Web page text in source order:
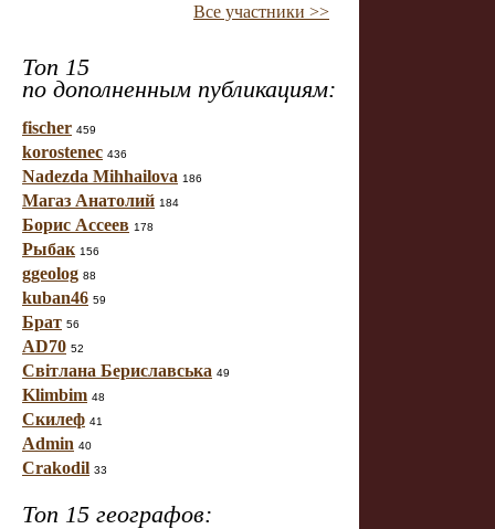
Все участники >>
Топ 15
по дополненным публикациям:
fischer 459
korostenec 436
Nadezda Mihhailova 186
Магаз Анатолий 184
Борис Ассеев 178
Рыбак 156
ggeolog 88
kuban46 59
Брат 56
AD70 52
Світлана Бериславська 49
Klimbim 48
Скилеф 41
Admin 40
Crakodil 33
Топ 15 географов: